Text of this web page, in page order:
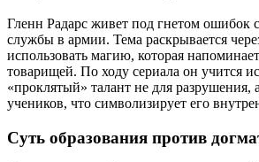
Гленн Радарс живет под гнетом ошибок
службы в армии. Тема раскрывается
использовать магию, которая
товарищей. По ходу сериала он учится
«проклятый» талант не для разрушения,
учеников, что символизирует его
Суть образования против